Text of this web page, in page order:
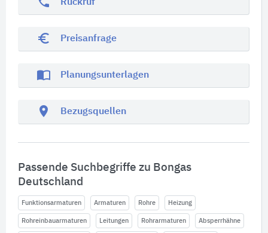
Rückruf
euro_symbol Preisanfrage
import_contacts Planungsunterlagen
location_on Bezugsquellen
Passende Suchbegriffe zu Bongas
Deutschland
Funktionsarmaturen Armaturen Rohre Heizung
Rohreinbauarmaturen Leitungen Rohrarmaturen Absperrhähne